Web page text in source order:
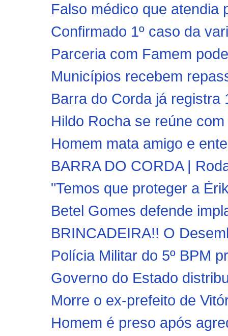
Falso médico que atendia
Confirmado 1º caso da
Parceria com Famem
Municípios recebem
Barra do Corda já
Hildo Rocha se reúne
Homem mata amigo e
BARRA DO CORDA |
"Temos que proteger a
Betel Gomes defende
BRINCADEIRA!! O
Polícia Militar do 5º BPM
Governo do Estado
Morre o ex-prefeito de
Homem é preso após